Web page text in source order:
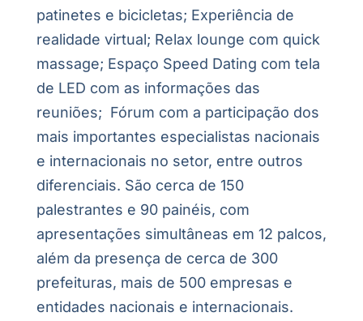
patinetes e bicicletas; Experiência de
realidade virtual; Relax lounge com quick
massage; Espaço Speed Dating com tela
de LED com as informações das
reuniões; Fórum com a participação dos
mais importantes especialistas nacionais
e internacionais no setor, entre outros
diferenciais. São cerca de 150
palestrantes e 90 painéis, com
apresentações simultâneas em 12 palcos,
além da presença de cerca de 300
prefeituras, mais de 500 empresas e
entidades nacionais e internacionais.